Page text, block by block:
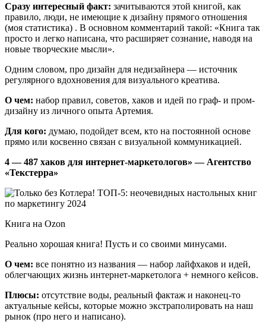
Сразу интересный факт: зачитываются этой книгой, как
правило, люди, не имеющие к дизайну прямого отношения
(моя статистика) . В основном комментарий такой: «Книга так
просто и легко написана, что расширяет сознание, наводя на
новые творческие мысли».
Одним словом, про дизайн для недизайнера — источник
регулярного вдохновения для визуального креатива.
О чем: набор правил, советов, хаков и идей по граф- и пром-
дизайну из личного опыта Артемия.
Для кого: думаю, подойдет всем, кто на постоянной основе
прямо или косвенно связан с визуальной коммуникацией.
4 — 487 хаков для интернет-маркетологов» — Агентство
«Текстерра»
Книга на Ozon
Реально хорошая книга! Пусть и со своими минусами.
О чем: все понятно из названия — набор лайфхаков и идей,
облегчающих жизнь интернет-маркетолога + немного кейсов.
Плюсы: отсутствие воды, реальный фактаж и наконец-то
актуальные кейсы, которые можно экстраполировать на наш
рынок (про него и написано).